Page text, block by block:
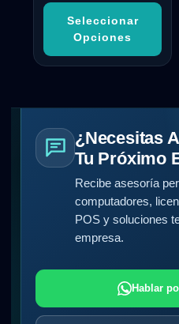
Seleccionar
Opciones
¿Necesitas
Tu Próximo
Recibe asesoría
computadores,
POS y soluciones
empresa.
Hablar